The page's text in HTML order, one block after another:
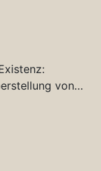
von…